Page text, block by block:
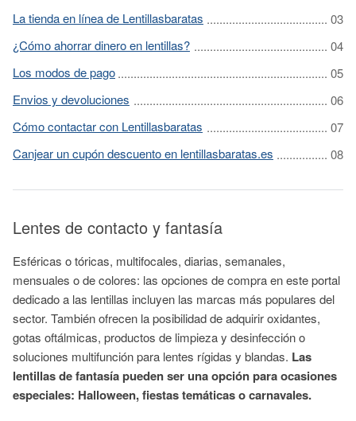
La tienda en línea de Lentillasbaratas
¿Cómo ahorrar dinero en lentillas?
Los modos de pago
Envios y devoluciones
Cómo contactar con Lentillasbaratas
Canjear un cupón descuento en lentillasbaratas.es
Lentes de contacto y fantasía
Esféricas o tóricas, multifocales, diarias, semanales,
mensuales o de colores: las opciones de compra en este portal
dedicado a las lentillas incluyen las marcas más populares del
sector. También ofrecen la posibilidad de adquirir oxidantes,
gotas oftálmicas, productos de limpieza y desinfección o
soluciones multifunción para lentes rígidas y blandas. Las
lentillas de fantasía pueden ser una opción para ocasiones
especiales: Halloween, fiestas temáticas o carnavales.